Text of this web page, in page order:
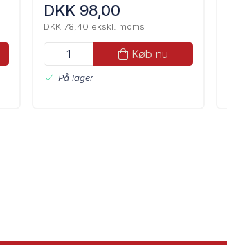
DKK 98,00
DKK 78,40 ekskl. moms
Køb nu
På lager